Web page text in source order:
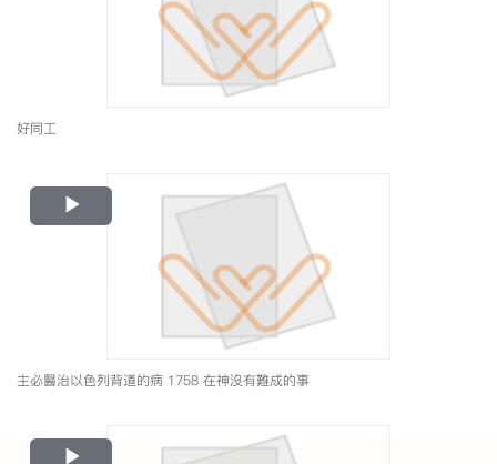
好同工
Play
Video
主必醫治以色列背道的病 1758 在神沒有難成的事
Play